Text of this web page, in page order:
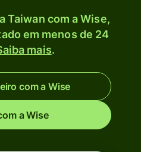
Taiwan com a Wise,
em menos de 24
mais.
com a Wise
a Wise